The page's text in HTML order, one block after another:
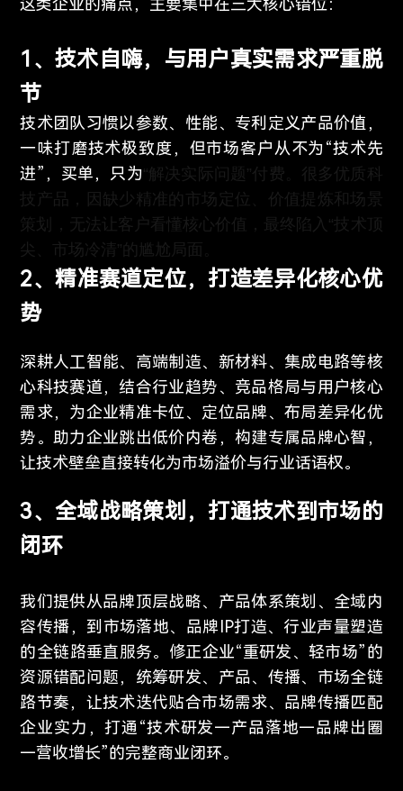
1、技术自嗨，与用户真实需求严重脱
节
技术团队习惯以参数、性能、专利定义产品价值，
一味打磨技术极致度，但市场客户从不为“技术先
进”，买单，只为“解决实际问题”付费。很多优质科
技产品，因缺少精准的市场定位、价值提炼和场景
策划，无法让客户看懂核心价值，最终陷入“技术顶
尖、市场冷清”的尴尬局面。
2、精准赛道定位，打造差异化核心优
势
深耕人工智能、高端制造、新材料、集成电路等核
心科技赛道，结合行业趋势、竞品格局与用户核心
需求，为企业精准卡位、定位品牌、布局差异化优
势。助力企业跳出低价内卷，构建专属品牌心智，
让技术壁垒直接转化为市场溢价与行业话语权。
3、全域战略策划，打通技术到市场的
闭环
我们提供从品牌顶层战略、产品体系策划、全域内
容传播，到市场落地、品牌IP打造、行业声量塑造
的全链路垂直服务。修正企业“重研发、轻市场”的
资源错配问题，统筹研发、产品、传播、市场全链
路节奏，让技术迭代贴合市场需求、品牌传播匹配
企业实力，打通“技术研发—产品落地—品牌出圈
—营收增长”的完整商业闭环。